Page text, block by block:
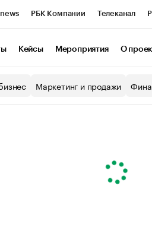
РБК Компании Телеканал
Экономика Бизнес
Кейсы Мероприятия О
Маркетинг и продажи